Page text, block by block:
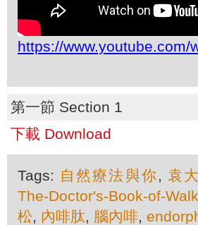
https://www.youtube.com/
第一節 Section 1
下載 Download
Tags: 自然療法與你, 袁
The-Doctor's-Book-of-
松, 內啡肽, 腦內啡,